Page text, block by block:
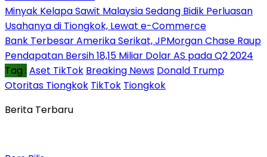
Minyak Kelapa Sawit Malaysia Sedang Bidik Perluasan
Usahanya di Tiongkok, Lewat e-Commerce
Bank Terbesar Amerika Serikat, JPMorgan Chase Raup
Pendapatan Bersih 18,15 Miliar Dolar AS pada Q2 2024
Tag : Aset TikTok Breaking News Donald Trump
Otoritas Tiongkok TikTok Tiongkok
Berita Terbaru